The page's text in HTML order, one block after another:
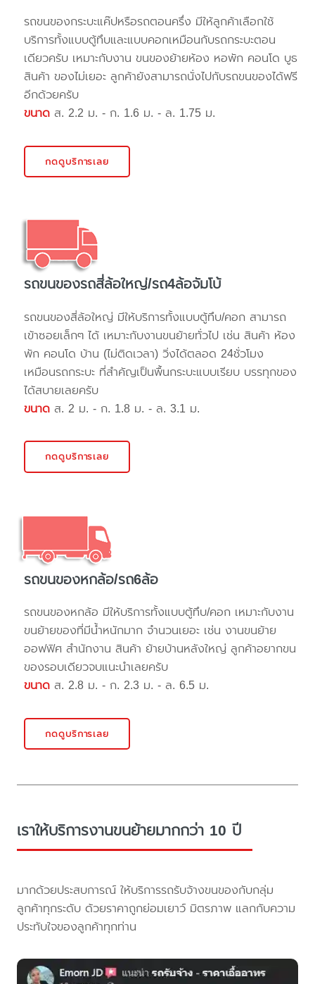
รถขนของกระบะแค๊ปหรือรถตอนครึ่ง มีให้ลูกค้าเลือกใช้
บริการทั้งแบบตู้ทึบและแบบคอกเหมือนกับรถกระบะตอน
เดียวครับ เหมาะกับงาน ขนของย้ายห้อง หอพัก คอนโด บูธ
สินค้า ของไม่เยอะ ลูกค้ายังสามารถนั่งไปกับรถขนของได้ฟรี
อีกด้วยครับ
ขนาด ส. 2.2 ม. - ก. 1.6 ม. - ล. 1.75 ม.
กดดูบริการเลย
รถขนของรถสี่ล้อใหญ่/รถ4ล้อจัมโบ้
รถขนของสี่ล้อใหญ่ มีให้บริการทั้งแบบตู้ทึบ/คอก สามารถ
เข้าซอยเล็กๆ ได้ เหมาะกับงานขนย้ายทั่วไป เช่น สินค้า ห้อง
พัก คอนโด บ้าน (ไม่ติดเวลา) วิ่งได้ตลอด 24ชั่วโมง
เหมือนรถกระบะ ที่สำคัญเป็นพื้นกระบะแบบเรียบ บรรทุกของ
ได้สบายเลยครับ
ขนาด ส. 2 ม. - ก. 1.8 ม. - ล. 3.1 ม.
กดดูบริการเลย
รถขนของหกล้อ/รถ6ล้อ
รถขนของหกล้อ มีให้บริการทั้งแบบตู้ทึบ/คอก เหมาะกับงาน
ขนย้ายของที่มีน้ำหนักมาก จำนวนเยอะ เช่น งานขนย้าย
ออฟฟิศ สำนักงาน สินค้า ย้ายบ้านหลังใหญ่ ลูกค้าอยากขน
ของรอบเดียวจบแนะนำเลยครับ
ขนาด ส. 2.8 ม. - ก. 2.3 ม. - ล. 6.5 ม.
กดดูบริการเลย
เราให้บริการงานขนย้ายมากกว่า 10 ปี
มากด้วยประสบการณ์ ให้บริการรถรับจ้างขนของกับกลุ่ม
ลูกค้าทุกระดับ ด้วยราคาถูกย่อมเยาว์ มิตรภาพ แลกกับความ
ประทับใจของลูกค้าทุกท่าน